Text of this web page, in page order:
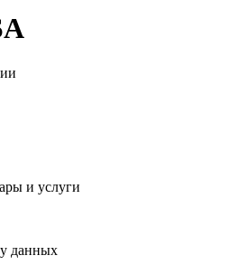
и услуги
данных